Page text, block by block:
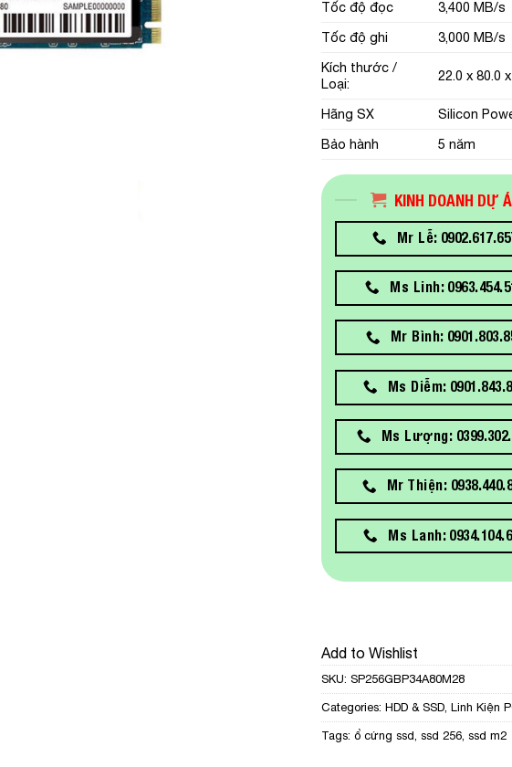
Tốc độ đọc
3,400 MB/s
Tốc độ ghi
3,000 MB/s
Kích thước /
Loại:
22.0 x 80.0
Hãng SX
Silicon
Bảo hành
5 năm
KINH DOANH DỰ
Mr Lễ:
Ms Linh:
Mr Bình:
Ms Diễm:
Ms Lượng:
Mr Thiện:
Ms Lanh:
Add to Wishlist
SKU: SP256GBP34A80M28
Categories: HDD & SSD Linh Kiện
Tags: ổ cứng ssd ssd 256 ssd m2